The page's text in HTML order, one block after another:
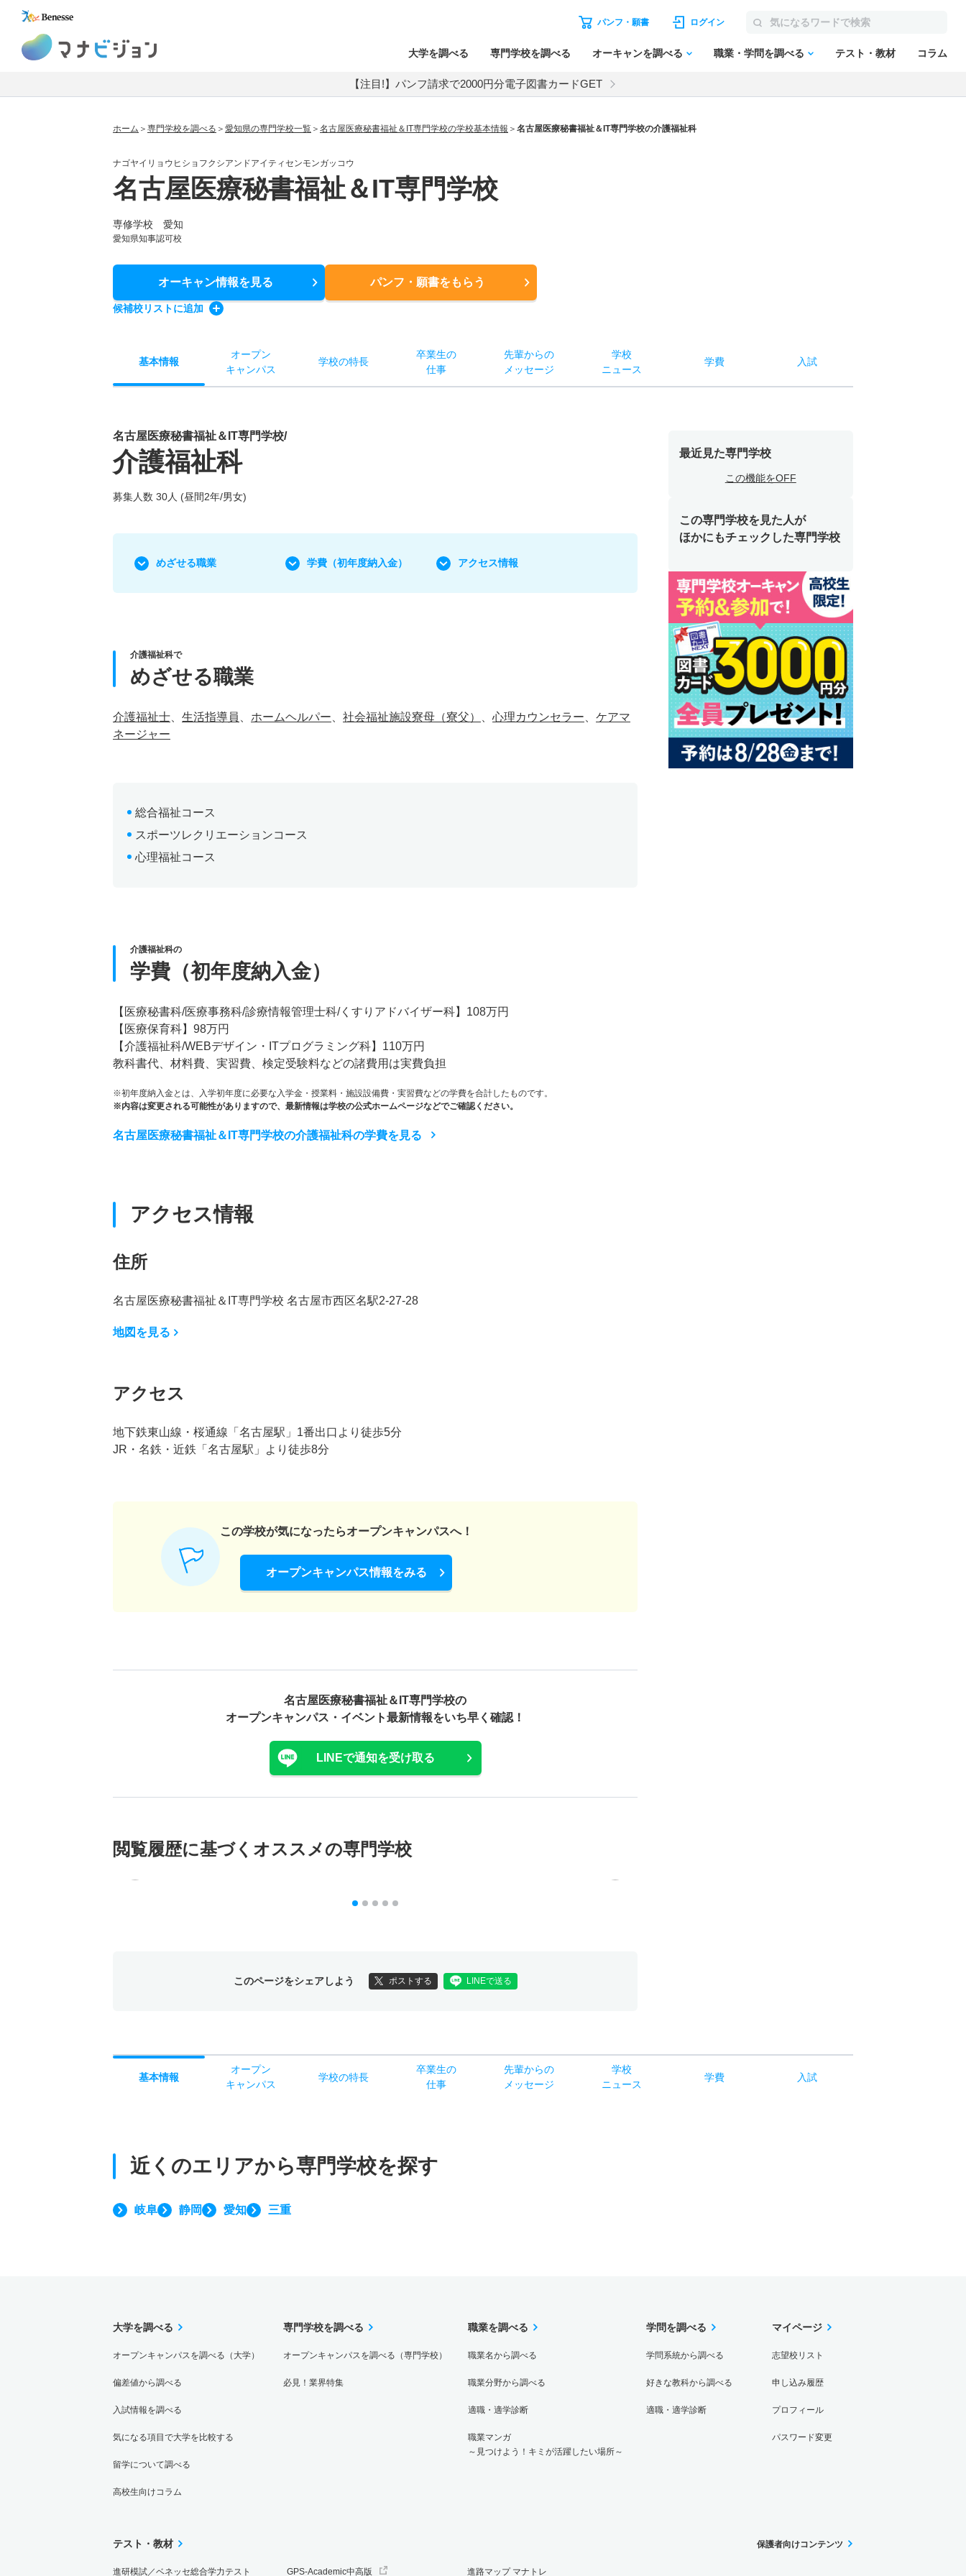
パンフ・願書 ログイン
大学を調べる 専門学校を調べる オーキャンを調べる 職業・学問を調べる テスト・教材 コラム
【注目!】パンフ請求で2000円分電子図書カードGET
ホーム 専門学校を調べる 愛知県の専門学校一覧 名古屋医療秘書福祉＆IT専門学校の学校基本情報 名古屋医療秘書福祉＆IT専門学校の介護福祉科
ナゴヤイリョウヒショフクシアンドアイティセンモンガッコウ
名古屋医療秘書福祉＆IT専門学校
専修学校 愛知
愛知県知事認可校
オーキャン情報を見る パンフ・願書をもらう
候補校リストに追加
基本情報
オープン
キャンパス
学校の特長
卒業生の
仕事
先輩からの
メッセージ
学校
ニュース
学費 入試
名古屋医療秘書福祉＆IT専門学校/
介護福祉科
募集人数 30人 (昼間2年/男女)
めざせる職業 学費 （初年度納入金） アクセス情報
介護福祉科で
めざせる職業
介護福祉士 生活指導員 ホームヘルパー 社会福祉施設寮母（寮父） 心理カウンセラー
ケアマ
ネージャー
総合福祉コース
スポーツレクリエーションコース
心理福祉コース
介護福祉科の
学費（初年度納入金）
【医療秘書科/医療事務科/診療情報管理士科/くすりアドバイザー科】108万円
【医療保育科】98万円
【介護福祉科/WEBデザイン・ITプログラミング科】110万円
教科書代、材料費、実習費、検定受験料などの諸費用は実費負担
※初年度納入金とは、入学初年度に必要な入学金・授業料・施設設備費・実習費などの学費を合計したものです。
※内容は変更される可能性がありますので、最新情報は学校の公式ホームページなどでご確認ください。
名古屋医療秘書福祉＆IT専門学校の介護福祉科の学費を見る
アクセス情報
住所
名古屋医療秘書福祉＆IT専門学校 名古屋市西区名駅2-27-28
地図を見る
アクセス
地下鉄東山線・桜通線「名古屋駅」1番出口より徒歩5分
JR・名鉄・近鉄「名古屋駅」より徒歩8分
この学校が気になったらオープンキャンパスへ！
オープンキャンパス情報をみる
名古屋医療秘書福祉＆IT専門学校の
オープンキャンパス・ イベント最新情報をいち早く確認！
LINEで通知を受け取る
閲覧履歴に基づく オススメの専門学校
このページをシェアしよう ポストする LINEで送る
最近見た専門学校
この機能をOFF
この専門学校を見た人が
ほかにもチェックした専門学校
基本情報
オープン
キャンパス
学校の特長
卒業生の
仕事
先輩からの
メッセージ
学校
ニュース
学費 入試
近くのエリアから専門学校を探す
岐阜 静岡 愛知 三重
大学を調べる
オープンキャンパスを調べる（大学）
偏差値から調べる
入試情報を調べる
気になる項目で大学を比較する
留学について調べる
高校生向けコラム
専門学校を調べる
オープンキャンパスを調べる（専門学校）
必見！業界特集
職業を調べる
職業名から調べる
職業分野から調べる
適職・適学診断
職業マンガ
～見つけよう！キミが活躍したい場所～
学問を調べる
学問系統から調べる
好きな教科から調べる
適職・適学診断
マイページ
志望校リスト
申し込み履歴
プロフィール
パスワード変更
テスト・教材
進研模試／ベネッセ総合学力テスト GPS-Academic中高版 進路マップ マナトレ
保護者向けコンテンツ